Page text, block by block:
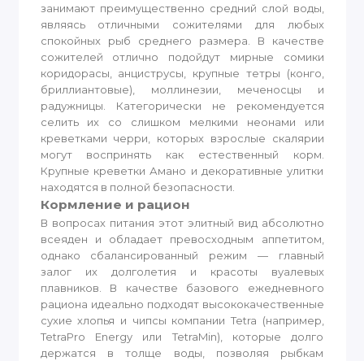
занимают преимущественно средний слой воды,
являясь отличными сожителями для любых
спокойных рыб среднего размера. В качестве
сожителей отлично подойдут мирные сомики
коридорасы, анциструсы, крупные тетры (конго,
бриллиантовые), моллинезии, меченосцы и
радужницы. Категорически не рекомендуется
селить их со слишком мелкими неонами или
креветками черри, которых взрослые скалярии
могут воспринять как естественный корм.
Крупные креветки Амано и декоративные улитки
находятся в полной безопасности.
Кормление и рацион
В вопросах питания этот элитный вид абсолютно
всеяден и обладает превосходным аппетитом,
однако сбалансированный режим — главный
залог их долголетия и красоты вуалевых
плавников. В качестве базового ежедневного
рациона идеально подходят высококачественные
сухие хлопья и чипсы компании Tetra (например,
TetraPro Energy или TetraMin), которые долго
держатся в толще воды, позволяя рыбкам